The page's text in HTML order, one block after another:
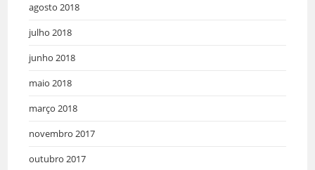
agosto 2018
julho 2018
junho 2018
maio 2018
março 2018
novembro 2017
outubro 2017